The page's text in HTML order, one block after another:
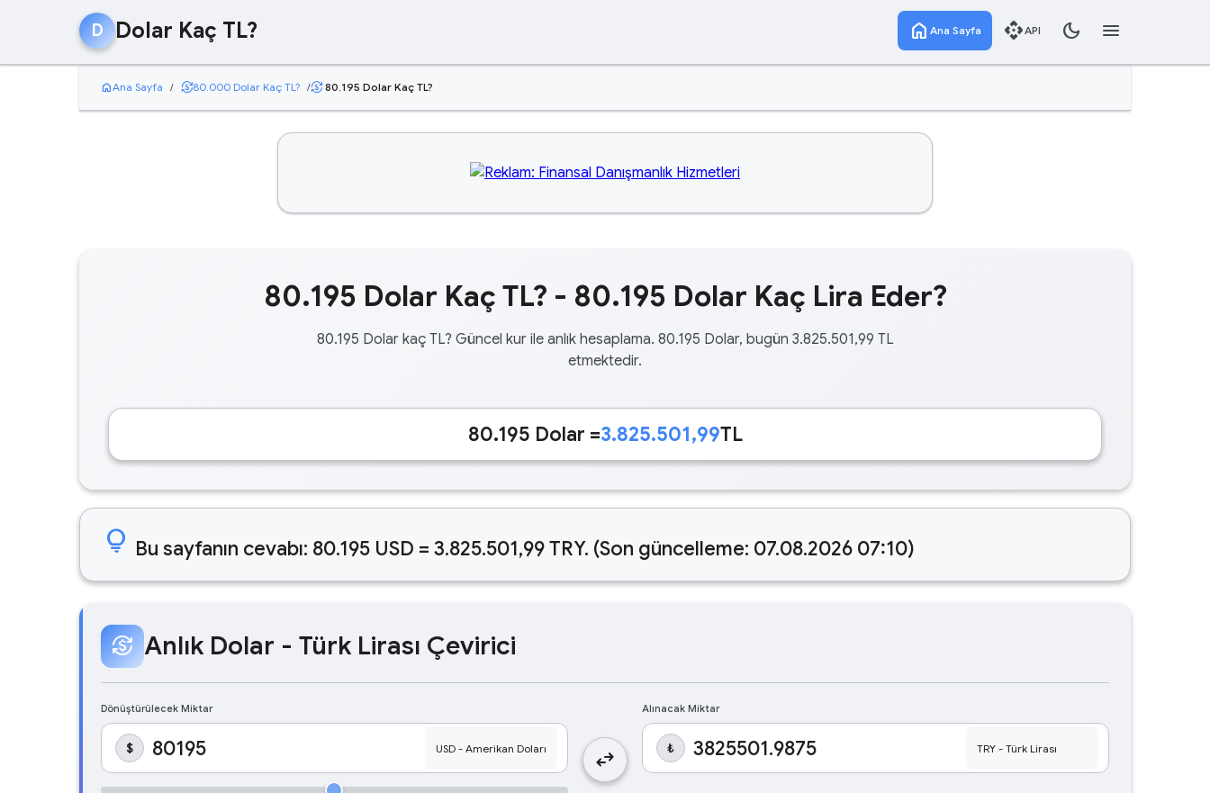
D Dolar Kaç TL? home Ana Sayfa apiAPI dark_mode menu
homeAna Sayfa / currency_exchange80.000 Dolar Kaç TL? /currency_exchange 80.195 Dolar Kaç TL?
80.195 Dolar Kaç TL? - 80.195 Dolar Kaç Lira Eder?
80.195 Dolar kaç TL? Güncel kur ile anlık hesaplama. 80.195 Dolar, bugün 3.825.501,99 TL
etmektedir.
80.195 Dolar =3.825.501,99TL
lightbulb Bu sayfanın cevabı: 80.195 USD = 3.825.501,99 TRY. (Son güncelleme: 07.08.2026 07:10)
currency_exchange Anlık Dolar - Türk Lirası Çevirici
Dönüştürülecek Miktar
$ swap_horiz
Alınacak Miktar
₺